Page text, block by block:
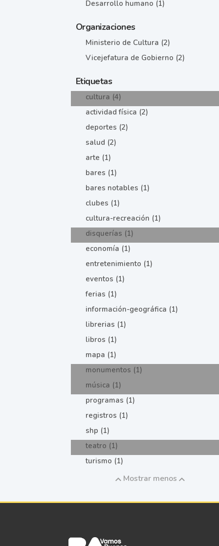
Desarrollo humano (1)
Organizaciones
Ministerio de Cultura (2)
Vicejefatura de Gobierno (2)
Etiquetas
cultura (4)
actividad física (2)
deportes (2)
salud (2)
arte (1)
bares (1)
bares notables (1)
clubes (1)
cultura-recreación (1)
disquerías (1)
economía (1)
entretenimiento (1)
eventos (1)
ferias (1)
información-geográfica (1)
librerias (1)
libros (1)
mapa (1)
monumentos (1)
música (1)
programas (1)
registros (1)
shp (1)
teatro (1)
turismo (1)
Mostrar menos